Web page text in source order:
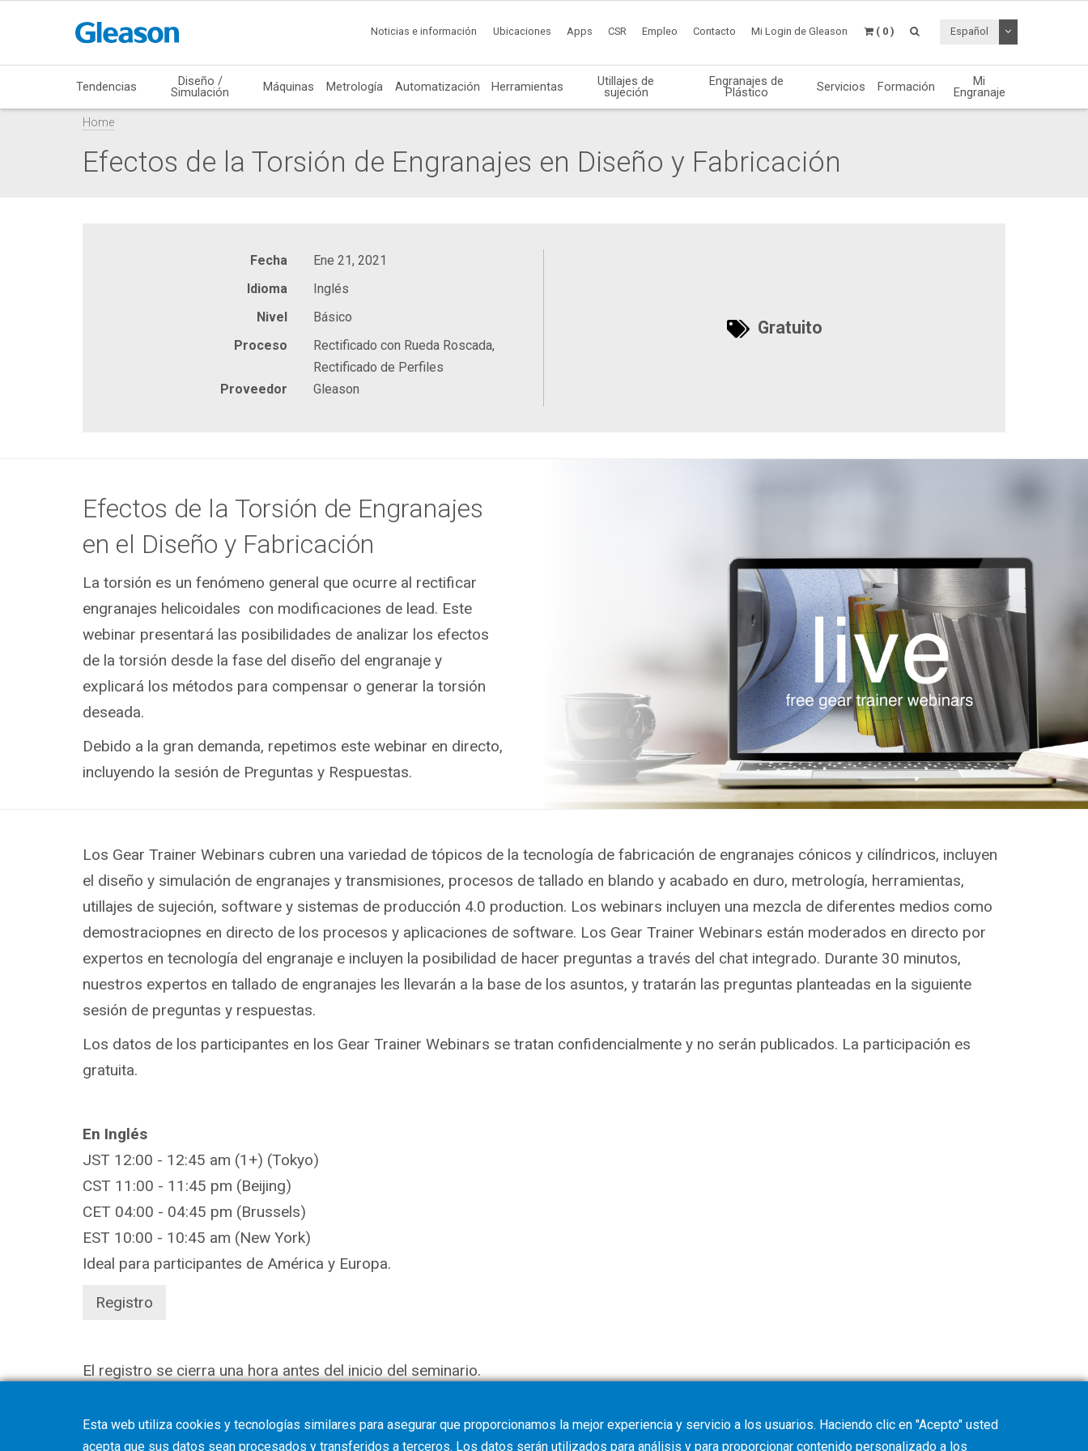
Noticias e información Ubicaciones Apps CSR Empleo Contacto Mi Login de Gleason ( 0 ) Español Desplegable de
Tendencias Diseño /
Simulación Máquinas Metrología Automatización Herramientas Utillajes de
sujeción
Engranajes de
Plástico Servicios Formación Mi
Engranaje
Home
Efectos de la Torsión de Engranajes en Diseño y Fabricación
Fecha
Ene 21, 2021
Idioma
Inglés
Nivel
Básico
Proceso
Rectificado con Rueda Roscada,
Rectificado de Perfiles
Proveedor
Gleason
Gratuito
Efectos de la Torsión de Engranajes
en el Diseño y Fabricación
La torsión es un fenómeno general que ocurre al rectificar
engranajes helicoidales con modificaciones de lead. Este
webinar presentará las posibilidades de analizar los efectos
de la torsión desde la fase del diseño del engranaje y
explicará los métodos para compensar o generar la torsión
deseada.
Debido a la gran demanda, repetimos este webinar en directo,
incluyendo la sesión de Preguntas y Respuestas.
Los Gear Trainer Webinars cubren una variedad de tópicos de la tecnología de fabricación de engranajes cónicos y cilíndricos, incluyen
el diseño y simulación de engranajes y transmisiones, procesos de tallado en blando y acabado en duro, metrología, herramientas,
utillajes de sujeción, software y sistemas de producción 4.0 production. Los webinars incluyen una mezcla de diferentes medios como
demostraciopnes en directo de los procesos y aplicaciones de software. Los Gear Trainer Webinars están moderados en directo por
expertos en tecnología del engranaje e incluyen la posibilidad de hacer preguntas a través del chat integrado. Durante 30 minutos,
nuestros expertos en tallado de engranajes les llevarán a la base de los asuntos, y tratarán las preguntas planteadas en la siguiente
sesión de preguntas y respuestas.
Los datos de los participantes en los Gear Trainer Webinars se tratan confidencialmente y no serán publicados. La participación es
gratuita.
En Inglés
JST 12:00 - 12:45 am (1+) (Tokyo)
CST 11:00 - 11:45 pm (Beijing)
CET 04:00 - 04:45 pm (Brussels)
EST 10:00 - 10:45 am (New York)
Ideal para participantes de América y Europa.
Registro
El registro se cierra una hora antes del inicio del seminario.
Esta web utiliza cookies y tecnologías similares para asegurar que proporcionamos la mejor experiencia y servicio a los usuarios. Haciendo clic en "Acepto" usted
acepta que sus datos sean procesados y transferidos a terceros. Los datos serán utilizados para análisis y para proporcionar contenido personalizado a los